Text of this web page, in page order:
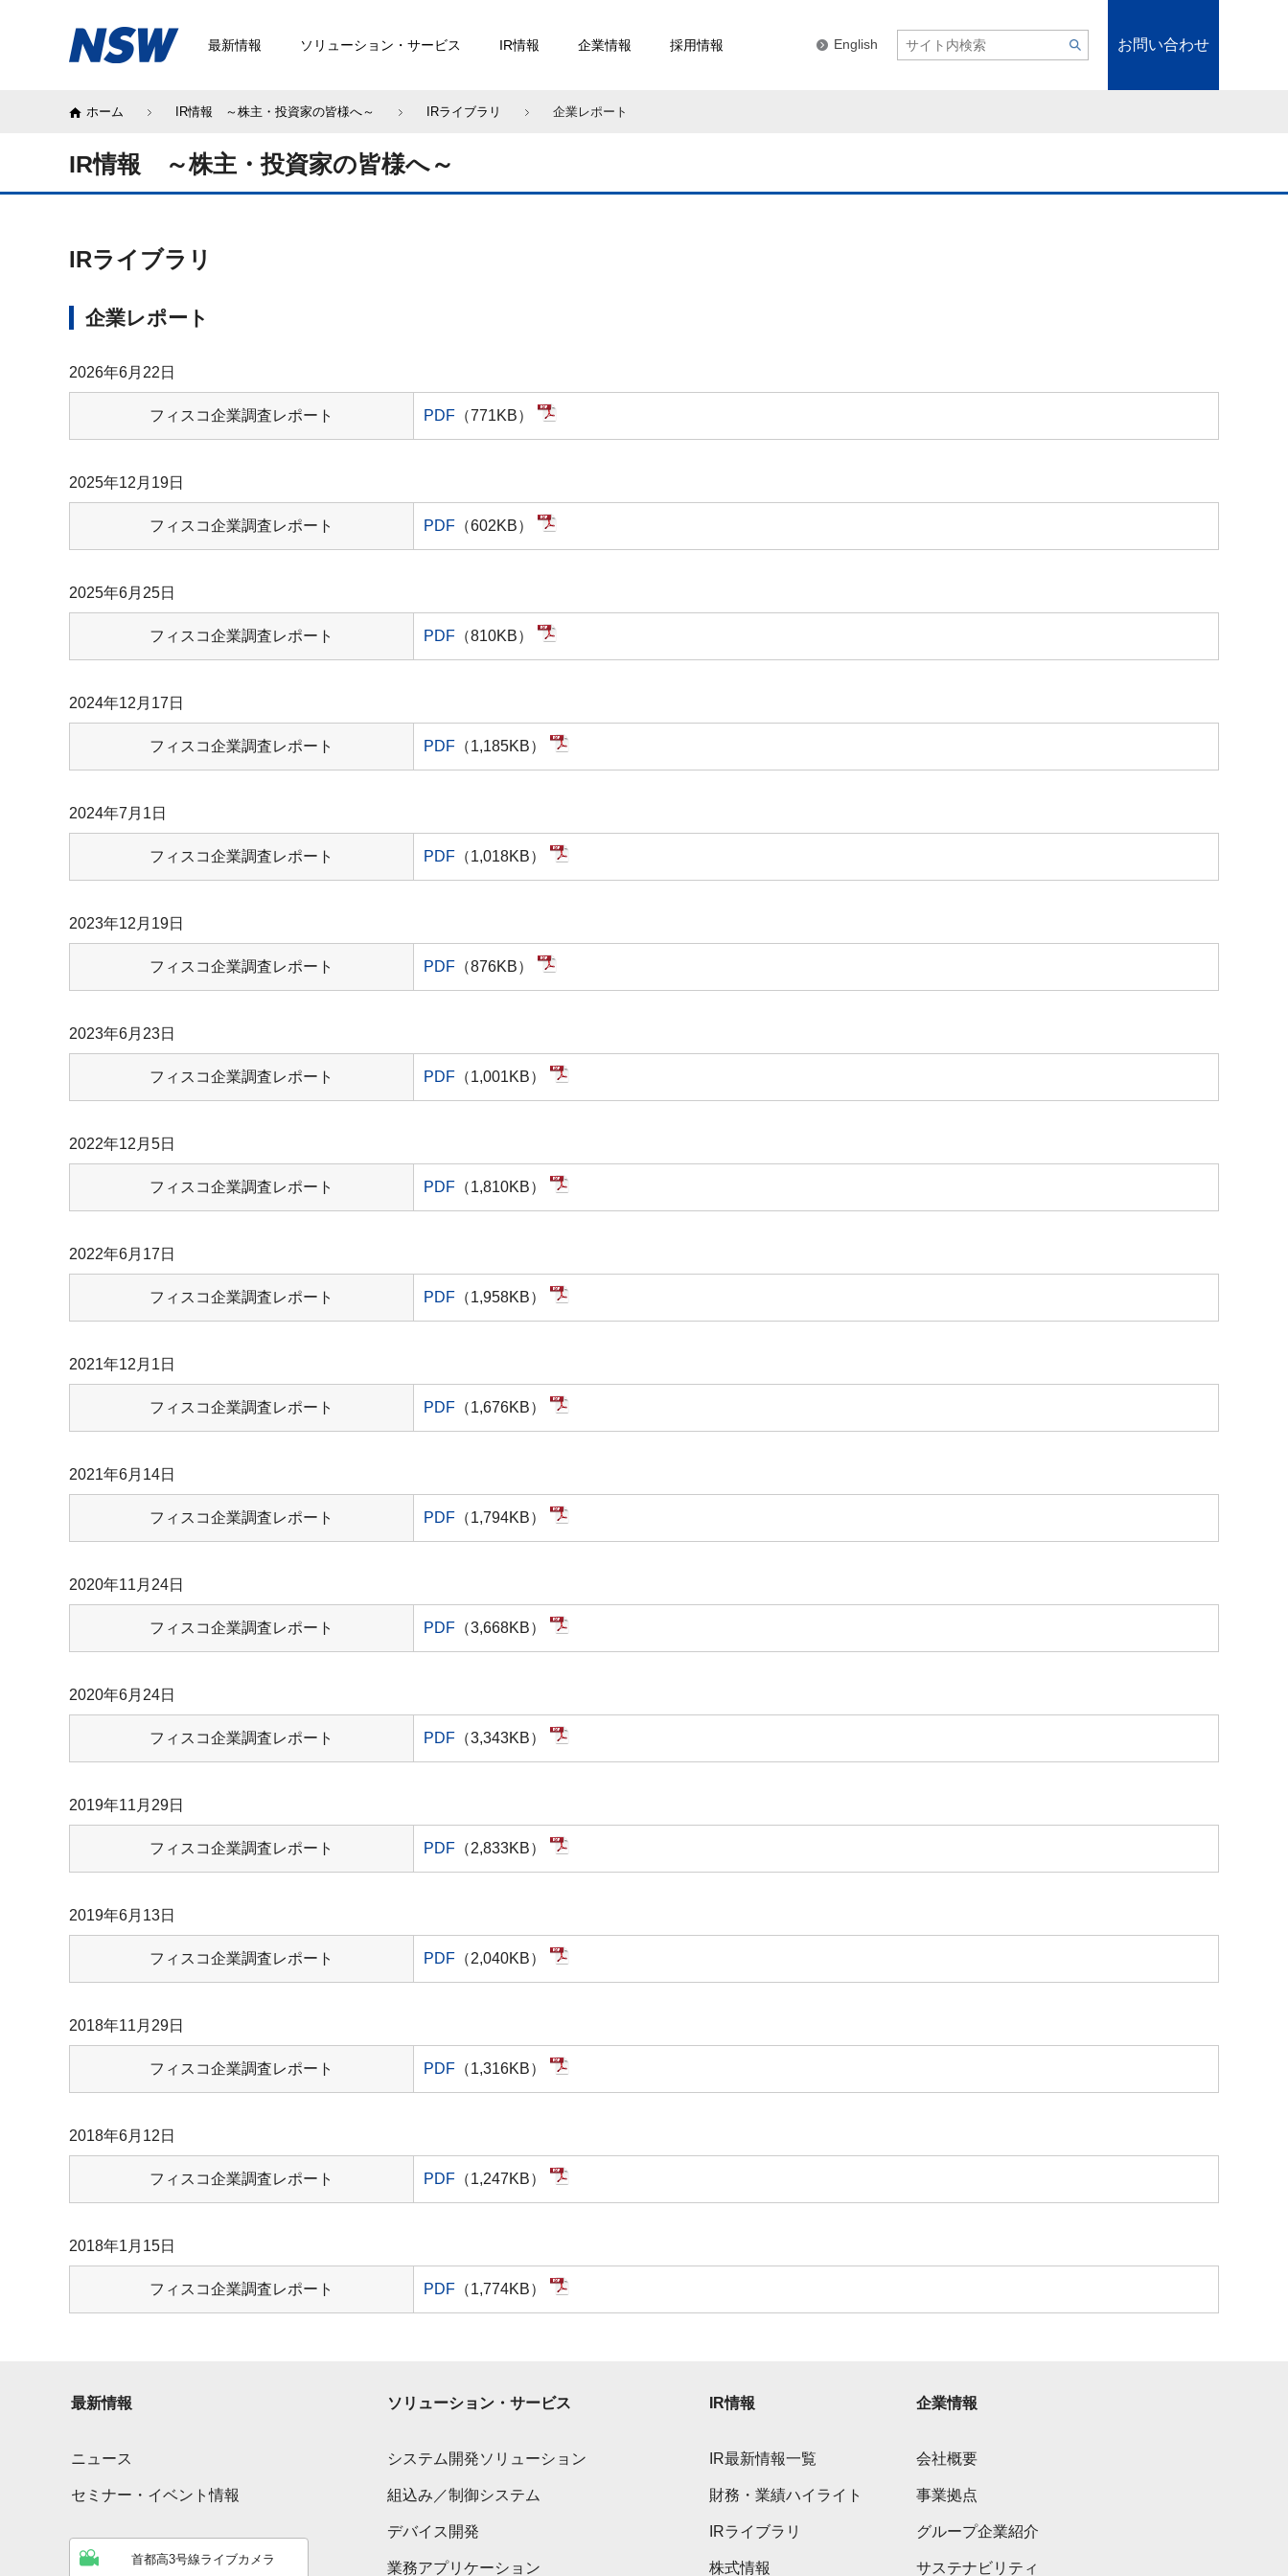
最新情報 ソリューション・サービス IR情報 企業情報 採用情報 English お問い合わせ
ホーム IR情報 ～株主・投資家の皆様へ～ IRライブラリ 企業レポート
IR情報 ～株主・投資家の皆様へ～
IRライブラリ
企業レポート
2026年6月22日
フィスコ企業調査レポート PDF （771KB）
2025年12月19日
フィスコ企業調査レポート PDF （602KB）
2025年6月25日
フィスコ企業調査レポート PDF （810KB）
2024年12月17日
フィスコ企業調査レポート PDF （1,185KB）
2024年7月1日
フィスコ企業調査レポート PDF （1,018KB）
2023年12月19日
フィスコ企業調査レポート PDF （876KB）
2023年6月23日
フィスコ企業調査レポート PDF （1,001KB）
2022年12月5日
フィスコ企業調査レポート PDF （1,810KB）
2022年6月17日
フィスコ企業調査レポート PDF （1,958KB）
2021年12月1日
フィスコ企業調査レポート PDF （1,676KB）
2021年6月14日
フィスコ企業調査レポート PDF （1,794KB）
2020年11月24日
フィスコ企業調査レポート PDF （3,668KB）
2020年6月24日
フィスコ企業調査レポート PDF （3,343KB）
2019年11月29日
フィスコ企業調査レポート PDF （2,833KB）
2019年6月13日
フィスコ企業調査レポート PDF （2,040KB）
2018年11月29日
フィスコ企業調査レポート PDF （1,316KB）
2018年6月12日
フィスコ企業調査レポート PDF （1,247KB）
2018年1月15日
フィスコ企業調査レポート PDF （1,774KB）
最新情報
ニュース
セミナー・イベント情報
首都高3号線ライブカメラ
ソリューション・サービス
システム開発ソリューション
組込み／制御システム
デバイス開発
業務アプリケーション
IR情報
IR最新情報一覧
財務・業績ハイライト
IRライブラリ
株式情報
企業情報
会社概要
事業拠点
グループ企業紹介
サステナビリティ